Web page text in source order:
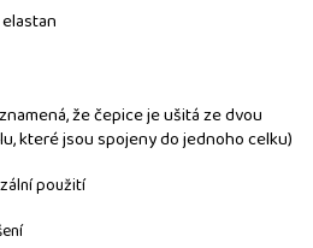
že čepice je ušitá ze dvou
které jsou spojeny do jednoho celku)
použití